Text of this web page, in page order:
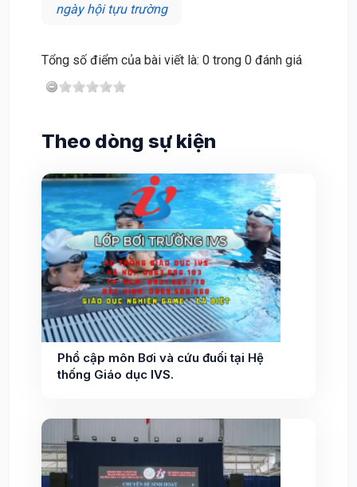
ngày hội tựu trường
Tổng số điểm của bài viết là: 0 trong 0 đánh giá
Theo dòng sự kiện
Phổ cập môn Bơi và cứu đuối tại Hệ
thống Giáo dục IVS.